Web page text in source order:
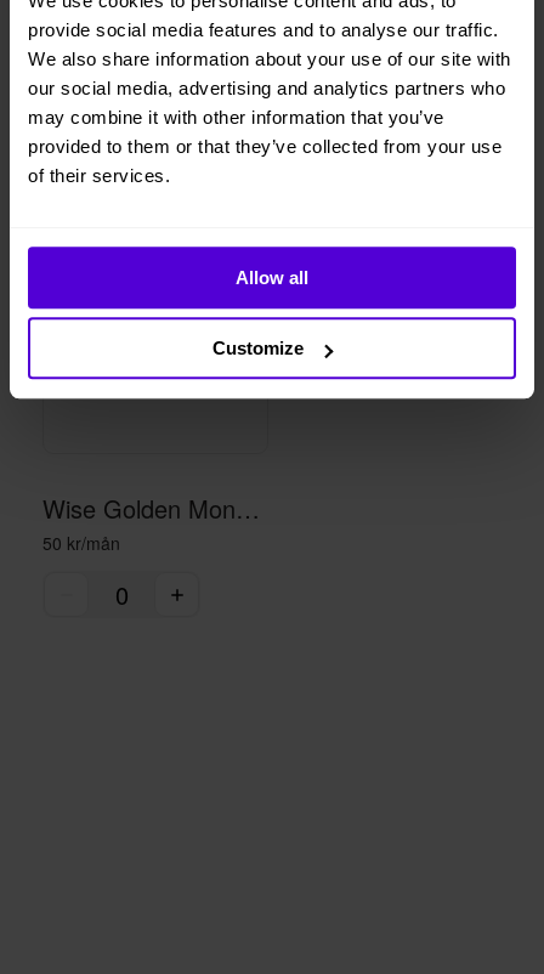
provide social media features and to analyse our traffic.
We also share information about your use of our site with
our social media, advertising and analytics partners who
may combine it with other information that you’ve
provided to them or that they’ve collected from your use
of their services.
Allow all
Customize
Helt flexibelt
1 månads
uppsägningstid
Liknande produkter
Wise Golden Monkey statue - gold
50 kr/mån